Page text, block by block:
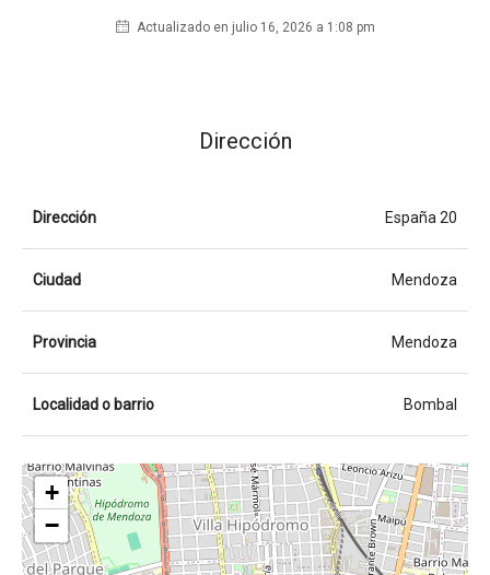
Actualizado en julio 16, 2026 a 1:08 pm
Dirección
Dirección España 20
Ciudad Mendoza
Provincia Mendoza
Localidad o barrio Bombal
+
−